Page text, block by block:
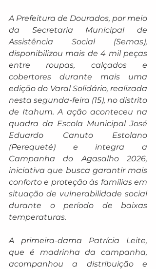
A Prefeitura de Dourados, por meio
da Secretaria Municipal de
Assistência Social (Semas),
disponibilizou mais de 4 mil peças
entre roupas, calçados e
cobertores durante mais uma
edição do Varal Solidário, realizada
nesta segunda-feira (15), no distrito
de Itahum. A ação aconteceu na
quadra da Escola Municipal José
Eduardo Canuto Estolano
(Perequeté) e integra a
Campanha do Agasalho 2026,
iniciativa que busca garantir mais
conforto e proteção às famílias em
situação de vulnerabilidade social
durante o período de baixas
temperaturas.
A primeira-dama Patrícia Leite,
que é madrinha da campanha,
acompanhou a distribuição e